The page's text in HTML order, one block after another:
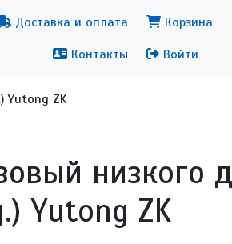
Доставка и оплата
Контакты
Меню
Корзина
Войти
Yutong ZK
низкого
Yutong ZK